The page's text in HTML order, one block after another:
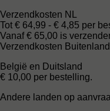
Verzendkosten NL
Tot € 64,99 - € 4,85 per
Vanaf € 65,00 is
Verzendkosten Buitenland
België en Duitsland
€ 10,00 per bestelling.
Andere landen op